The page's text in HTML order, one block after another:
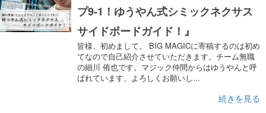
プ9-1！ゆうやん式シミックネクサス
サイドボードガイド！』
皆様、初めまして。 BIG MAGICに寄稿するのは初め
てなので自己紹介させていただきます。チーム無職
の細川 侑也です。マジック仲間からはゆうやんと呼
ばれています、よろしくお願いし...
続きを見る